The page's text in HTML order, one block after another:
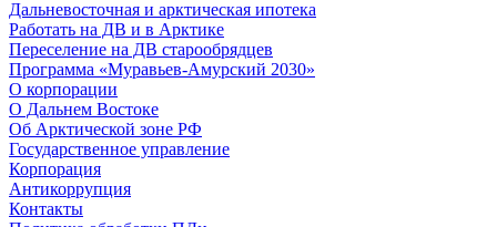
Дальневосточная и арктическая ипотека
Работать на ДВ и в Арктике
Переселение на ДВ старообрядцев
Программа «Муравьев-Амурский 2030»
О корпорации
О Дальнем Востоке
Об Арктической зоне РФ
Государственное управление
Корпорация
Антикоррупция
Контакты